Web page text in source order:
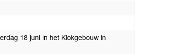
18 juni in het Klokgebouw in